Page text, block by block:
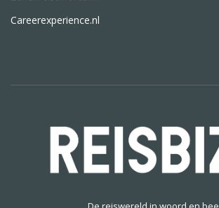
Careerexperience.nl